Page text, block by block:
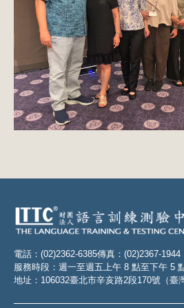
電話：(02)2362-6385傳真：(02)2367-1944
服務時段：週一至週五上午 8 點至下午 5
地址：106032臺北市辛亥路2段170號（臺